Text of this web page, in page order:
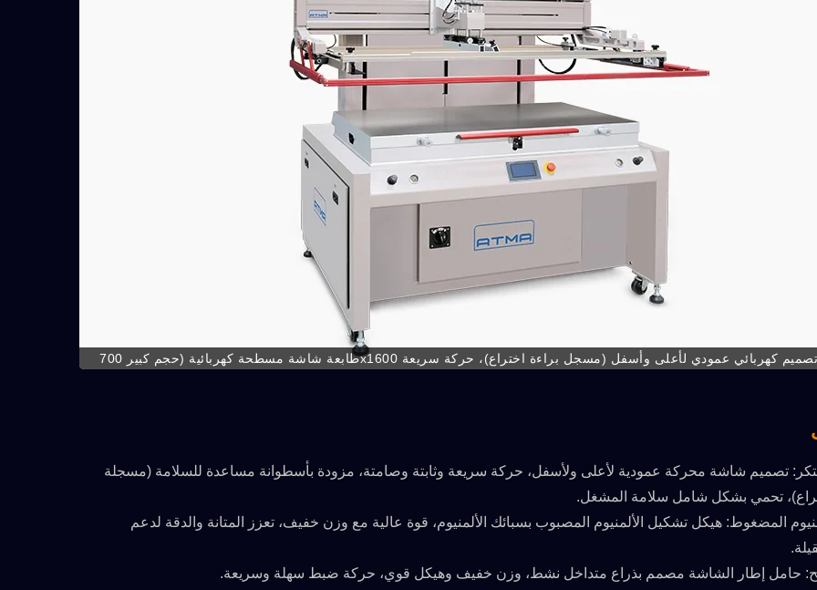
طابعة شاشة مسطحة كهربائية (حجم كبير 700x1600 مم) - تصميم كهربائي عمودي لأعلى وأسفل (مسجل براءة اختراع)، حركة سريعة
تصميم شاشة محركة عمودية لأعلى ولأسفل، حركة سريعة وثابتة وصامتة، مزودة بأسطوانة مساعدة للسلامة (مسجلة
تحمي بشكل شامل سلامة المشغل.
المضغوط: هيكل تشكيل الألمنيوم المصبوب بسبائك الألمنيوم، قوة عالية مع وزن خفيف، تعزز المتانة والدقة لدعم
حامل إطار الشاشة مصمم بذراع متداخل نشط، وزن خفيف وهيكل قوي، حركة ضبط سهلة وسريعة.
ATMAOE MF66(2) سبسلاين SL71 أتمالين PC68/S